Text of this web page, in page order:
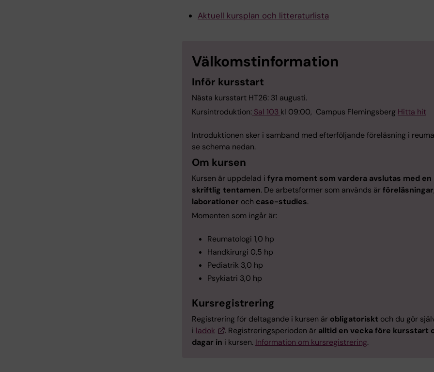
Aktuell kursplan och litteraturlista
Välkomstinformation
Inför kursstart
Nästa kursstart HT26: 31 augusti.
Kursintroduktion: Sal 103 kl 09:00, Campus Flemingsberg Hitta hit
Introduktionen sker i samband med efterföljande föreläsning i
se schema nedan.
Om kursen
Kursen är uppdelad i fyra moment som vardera avslutas med en
skriftlig tentamen. De arbetsformer som används ärföreläsningar
laborationer och case-studies.
Momenten som ingår är:
Reumatologi 1,0 hp
Handkirurgi 0,5 hp
Pediatrik 3,0 hp
Psykiatri 3,0 hp
Kursregistrering
Registrering för deltagande i kursen är obligatoriskt och du gör
i ladok . Registreringsperioden är alltid en vecka före kursstart
dagar in i kursen. Information om kursregistrering.